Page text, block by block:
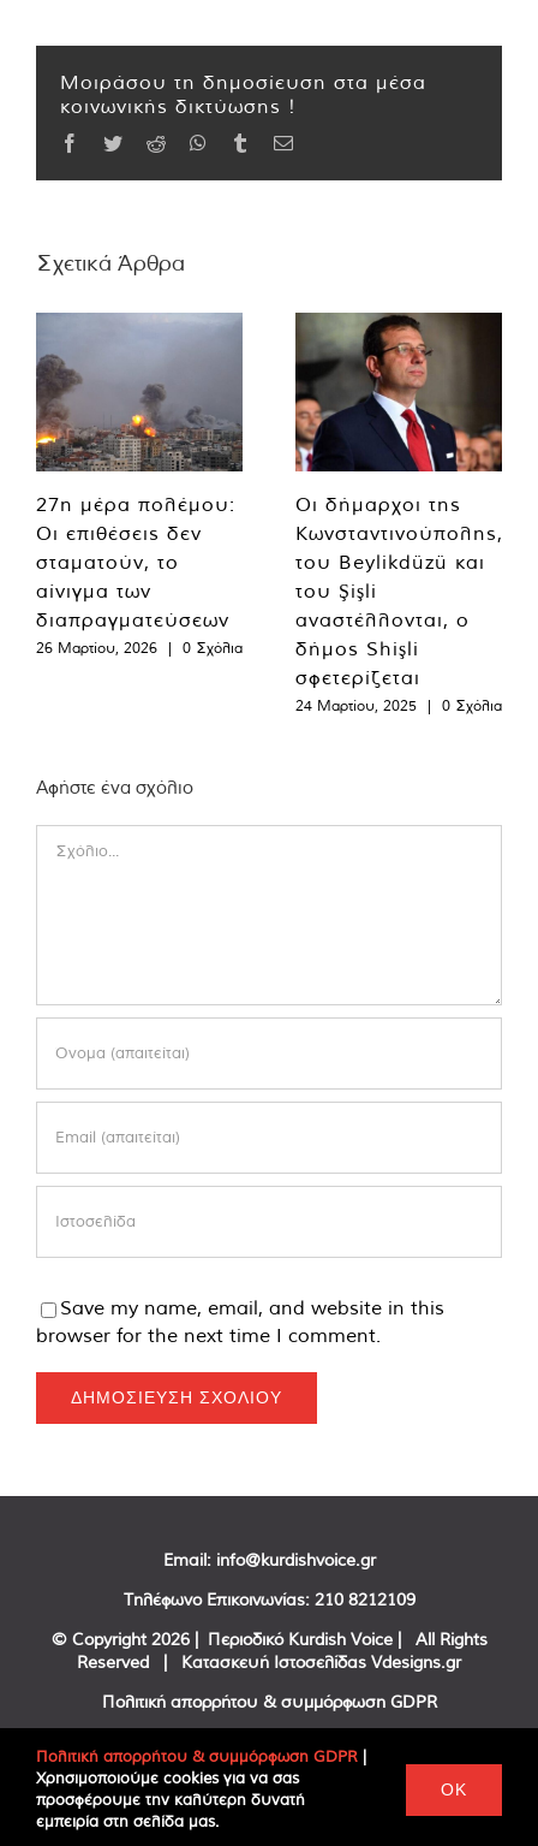
Μοιράσου τη δημοσίευση στα μέσα
κοινωνικής δικτύωσης !
Facebook
TwitterReddit WhatsApp
TumblrEmail
Σχετικά Άρθρα
27η μέρα πολέμου:
Οι επιθέσεις δεν
σταματούν, το
αίνιγμα των
διαπραγματεύσεων
26 Μαρτίου, 2026 | 0 Σχόλια
Οι δήμαρχοι της
Κωνσταντινούπολης,
του Beylikdüzü και
του Şişli
αναστέλλονται, ο
δήμος Shişli
σφετερίζεται
24 Μαρτίου, 2025 | 0 Σχόλια
Αφήστε ένα σχόλιο
Save my name, email, and website in this
browser for the next time I comment.
Email: info@kurdishvoice.gr
Τηλέφωνο Επικοινωνίας: 210 8212109
© Copyright 2026 | Περιοδικό Kurdish Voice | All Rights
Reserved | Κατασκευή Ιστοσελίδας Vdesigns.gr
Πολιτική απορρήτου & συμμόρφωση GDPR
FacebookTwitter
Πολιτική απορρήτου & συμμόρφωση GDPR |
Χρησιμοποιούμε cookies για να σας
προσφέρουμε την καλύτερη δυνατή
εμπειρία στη σελίδα μας.
OK